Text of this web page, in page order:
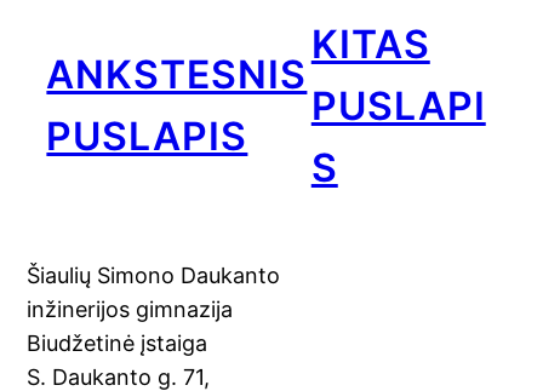
ANKSTESNIS
PUSLAPIS
KITAS
PUSLAPI
S
Šiaulių Simono Daukanto
inžinerijos gimnazija
Biudžetinė įstaiga
S. Daukanto g. 71,